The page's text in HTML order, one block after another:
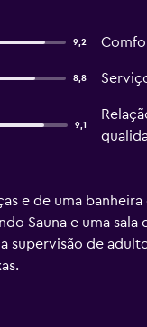
9,2
8,8
9,1
e de uma
Sauna e uma
supervisão de